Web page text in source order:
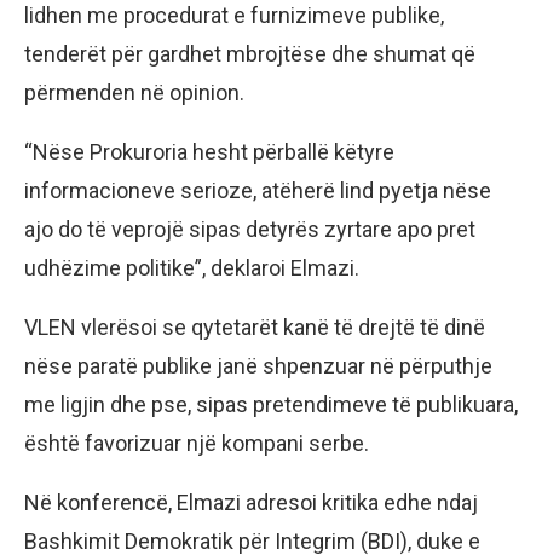
lidhen me procedurat e furnizimeve publike,
tenderët për gardhet mbrojtëse dhe shumat që
përmenden në opinion.
“Nëse Prokuroria hesht përballë këtyre
informacioneve serioze, atëherë lind pyetja nëse
ajo do të veprojë sipas detyrës zyrtare apo pret
udhëzime politike”, deklaroi Elmazi.
VLEN vlerësoi se qytetarët kanë të drejtë të dinë
nëse paratë publike janë shpenzuar në përputhje
me ligjin dhe pse, sipas pretendimeve të publikuara,
është favorizuar një kompani serbe.
Në konferencë, Elmazi adresoi kritika edhe ndaj
Bashkimit Demokratik për Integrim (BDI), duke e